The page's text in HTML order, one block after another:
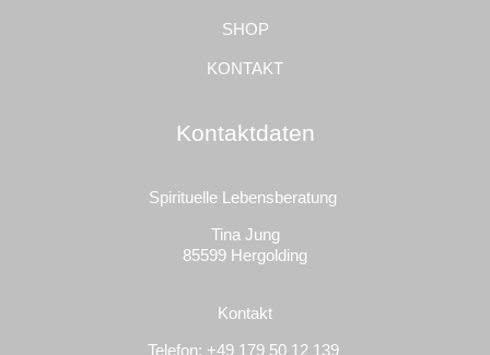
SHOP
KONTAKT
Kontaktdaten
Spirituelle Lebensberatung
Tina Jung
85599 Hergolding
Kontakt
Telefon: +49 179 50 12 139